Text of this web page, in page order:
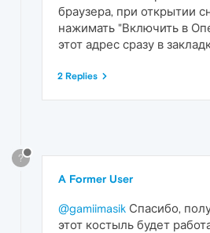
браузера, при открытии
нажимать "Включить в
этот адрес сразу в
2 Replies
?
A Former User
@gamiimasik Спасибо,
этот костыль будет